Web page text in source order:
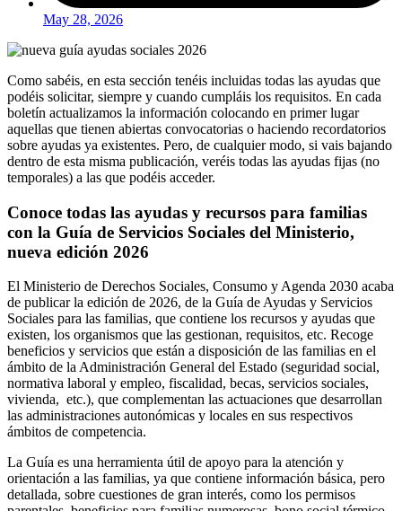
May 28, 2026
Como sabéis, en esta sección tenéis incluidas todas las ayudas que
podéis solicitar, siempre y cuando cumpláis los requisitos. En cada
boletín actualizamos la información colocando en primer lugar
aquellas que tienen abiertas convocatorias o haciendo recordatorios
sobre ayudas ya existentes. Pero, de cualquier modo, si vais bajando
dentro de esta misma publicación, veréis todas las ayudas fijas (no
temporales) a las que podéis acceder.
Conoce todas las ayudas y recursos para familias
con la Guía de Servicios Sociales del Ministerio,
nueva edición 2026
El Ministerio de Derechos Sociales, Consumo y Agenda 2030 acaba
de publicar la edición de 2026, de la Guía de Ayudas y Servicios
Sociales para las familias, que contiene los recursos y ayudas que
existen, los organismos que las gestionan, requisitos, etc. Recoge
beneficios y servicios que están a disposición de las familias en el
ámbito de la Administración General del Estado (seguridad social,
normativa laboral y empleo, fiscalidad, becas, servicios sociales,
vivienda, etc.), que complementan las actuaciones que desarrollan
las administraciones autonómicas y locales en sus respectivos
ámbitos de competencia.
La Guía es una herramienta útil de apoyo para la atención y
orientación a las familias, ya que contiene información básica, pero
detallada, sobre cuestiones de gran interés, como los permisos